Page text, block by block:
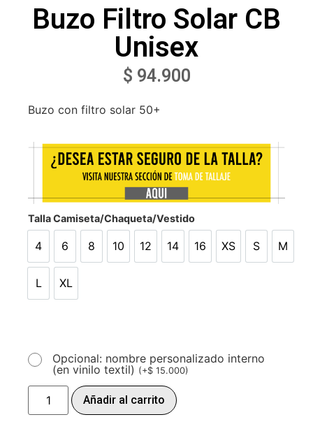
Buzo Filtro Solar CB
Unisex
$ 94.900
Buzo con filtro solar 50+
Talla Camiseta/Chaqueta/Vestido
4 6 8
8
10 12 14 16 XS
XS
S
S
M
L XL
Opcional: nombre personalizado interno
(en vinilo textil) (+$ 15.000)
Añadir al carrito